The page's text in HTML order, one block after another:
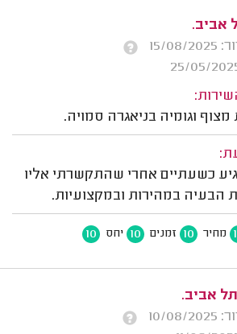
אביב.
2025
וגומיה בניאגרה סמויה.
כשעתיים אחרי שהתקשרתי אליו
הבעיה במהירות ובמקצועיות.
מחיר 10 זמנים 10 יחס 10
תל אביב.
2025